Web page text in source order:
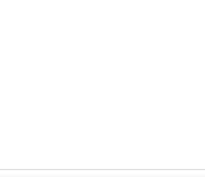
de ventas en la Calle Francisco Seguin
en el Distrito de Santiago de Surco (Altura
Astete), todos los días de 9:00 am a 06:00 pm